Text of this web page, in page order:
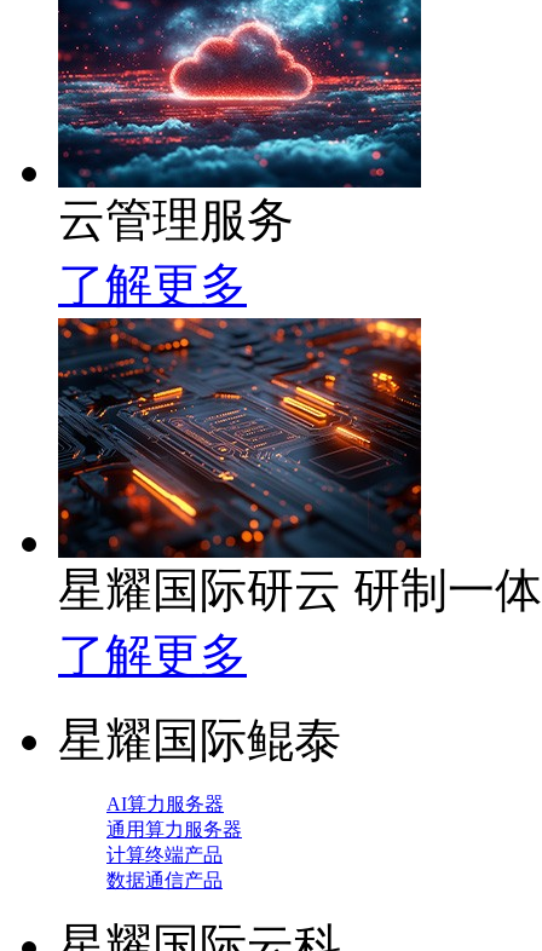
云管理服务
了解更多
星耀国际研云 研制一
了解更多
星耀国际鲲泰
AI算力服务器
通用算力服务器
计算终端产品
数据通信产品